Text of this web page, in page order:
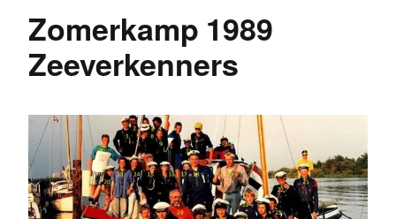
Zomerkamp 1989
Zeeverkenners